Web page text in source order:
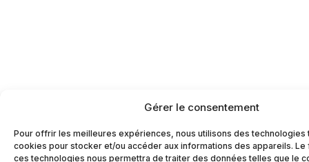
Gérer le consentement
Pour offrir les meilleures expériences, nous utilisons des technologies
cookies pour stocker et/ou accéder aux informations des appareils. Le
ces technologies nous permettra de traiter des données telles que le